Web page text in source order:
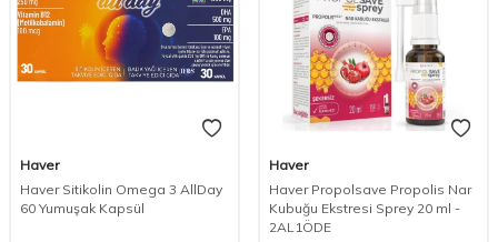
Haver
Haver Sitikolin Omega 3 AllDay
60 Yumuşak Kapsül
Haver
Haver Propolsave Propolis Nar
Kubuğu Ekstresi Sprey 20 ml -
2AL1ÖDE